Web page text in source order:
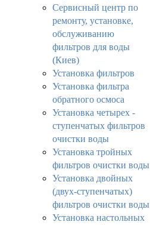
Сервисный центр по
ремонту, установке,
обслуживанию
фильтров для воды
(Киев)
Установка фильтров
Установка фильтра
обратного осмоса
Установка четырех -
ступенчатых фильтров
очистки воды
Установка тройных
фильтров очистки воды
Установка двойных
(двух-ступенчатых)
фильтров очистки воды
Установка настольных